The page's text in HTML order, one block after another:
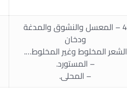
4 – المعسل والنشوق والمدغة
ودخان
الشعر المخلوط وغير المخلوط….
– المستورد.
– المحلى.